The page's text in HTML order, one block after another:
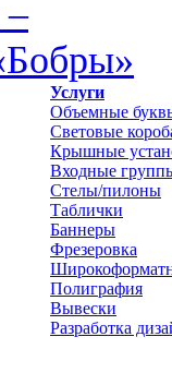
Услуги
Объемные
Световые
Крышные
Входные
Стелы/пилоны
Таблички
Баннеры
Фрезеровка
Полиграфия
Вывески
Разработка